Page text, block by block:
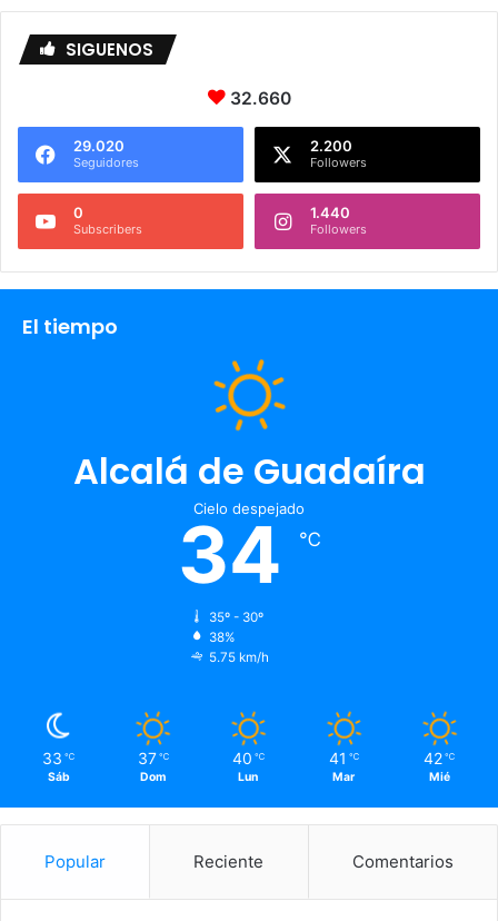
SIGUENOS
32.660
29.020
Seguidores
2.200
Followers
0
Subscribers
1.440
Followers
El tiempo
Alcalá de Guadaíra
Cielo despejado
34 ℃
35º - 30º
38%
5.75 km/h
33 ℃
Sáb
37 ℃
Dom
40 ℃
Lun
41 ℃
Mar
42 ℃
Mié
Popular Reciente Comentarios